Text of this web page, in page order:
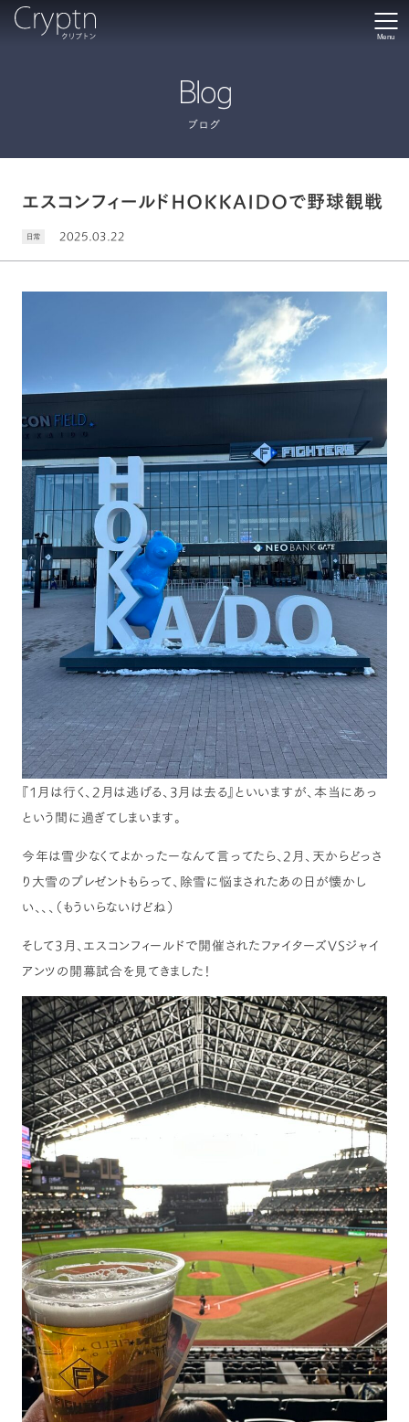
Menu
Blog
ブログ
エスコンフィールドHOKKAIDOで野球観戦
日常 2025.03.22
『1月は行く、2月は逃げる、3月は去る』といいますが、本当にあっ
という間に過ぎてしまいます。
今年は雪少なくてよかったーなんて言ってたら、2月、天からどっさ
り大雪のプレゼントもらって、除雪に悩まされたあの日が懐かし
い、、、（もういらないけどね）
そして3月、エスコンフィールドで開催されたファイターズVSジャイ
アンツの開幕試合を見てきました！